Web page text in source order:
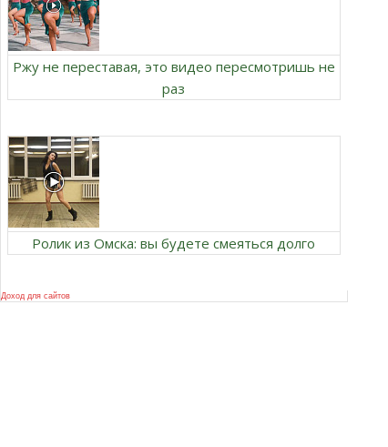
Ржу не переставая, это видео пересмотришь не
раз
Ролик из Омска: вы будете смеяться долго
Доход для сайтов